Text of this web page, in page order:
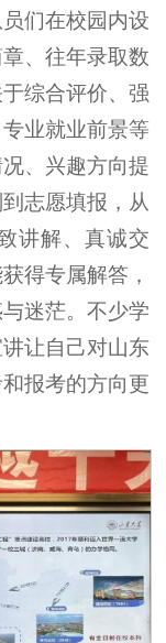
们在校园内设
、往年录取数
综合评价、强
业就业前景等
、兴趣方向提
志愿填报，从
讲解、真诚交
得专属解答，
迷茫。不少学
让自己对山东
报考的方向更